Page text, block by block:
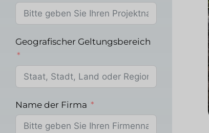
Geografischer Geltungsbereich
Name der Firma